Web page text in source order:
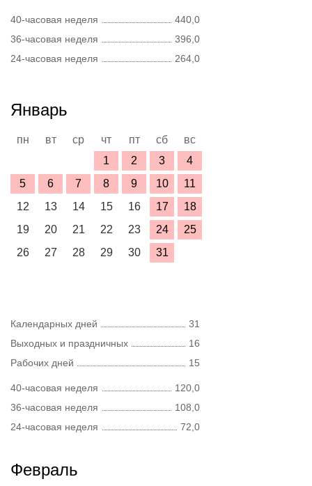
40-часовая неделя
440,0
36-часовая неделя
396,0
24-часовая неделя
264,0
Январь
пн вт ср чт пт сб
вс
1
2 3
4
5
6 7 8 9 10
11
12
13 14 15 16 17
18
19
20 21 22 23 24
25
26
27 28 29 30 31
Календарных дней
31
Выходных и праздничных
16
Рабочих дней
15
40-часовая неделя
120,0
36-часовая неделя
108,0
24-часовая неделя
72,0
Февраль